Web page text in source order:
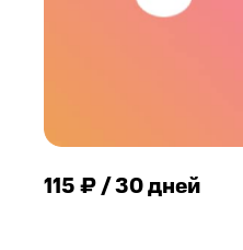
115 ₽ / 30 дней